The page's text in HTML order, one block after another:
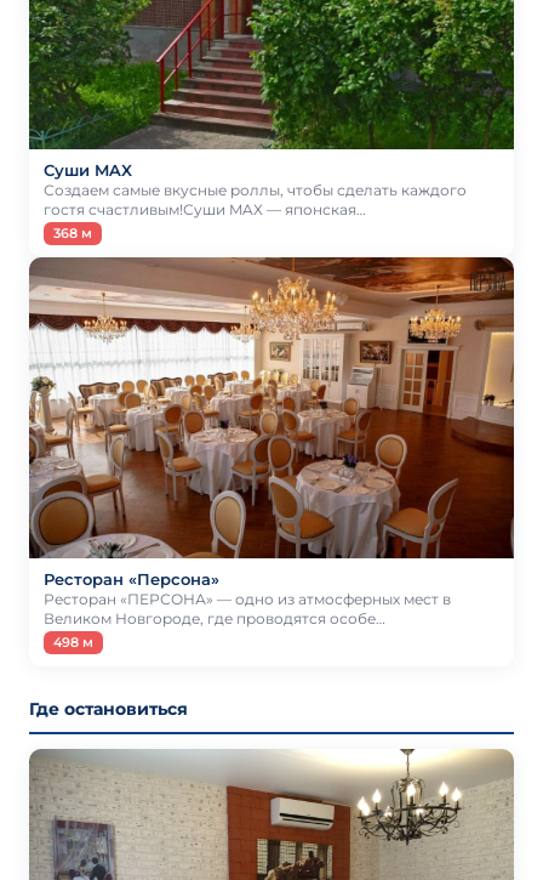
Суши MAX
Создаем самые вкусные роллы, чтобы сделать каждого
гостя счастливым!Суши MAX — японская…
368 м
Ресторан «Персона»
Ресторан «ПЕРСОНА» — одно из атмосферных мест в
Великом Новгороде, где проводятся особе…
498 м
Где остановиться